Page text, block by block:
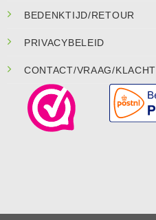
BEDENKTIJD/RETOUR
PRIVACYBELEID
CONTACT/VRAAG/KLACHT